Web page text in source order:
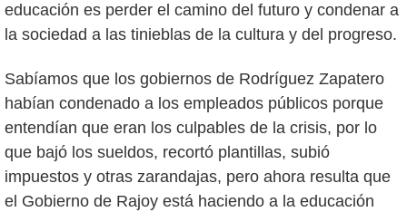
educación es perder el camino del futuro y condenar a
la sociedad a las tinieblas de la cultura y del progreso.
Sabíamos que los gobiernos de Rodríguez Zapatero
habían condenado a los empleados públicos porque
entendían que eran los culpables de la crisis, por lo
que bajó los sueldos, recortó plantillas, subió
impuestos y otras zarandajas, pero ahora resulta que
el Gobierno de Rajoy está haciendo a la educación